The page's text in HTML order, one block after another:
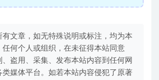
有文章，如无特殊说明或标注，均为本
任何个人或组织，在未征得本站同意
、盗用、采集、发布本站内容到任何网
类媒体平台。如若本站内容侵犯了原著